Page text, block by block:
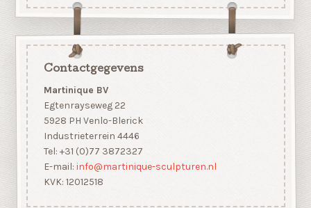
Contactgegevens
Martinique BV
Egtenrayseweg 22
5928 PH Venlo-Blerick
Industrieterrein 4446
Tel: +31 (0)77 3872327
E-mail: info@martinique-sculpturen.nl
KVK: 12012518